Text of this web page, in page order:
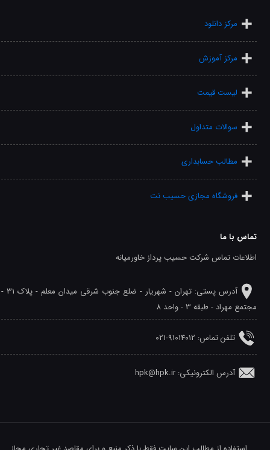
مرکز دانلود
مرکز آموزش
لیست قیمت
سوالات متداول
مطالب حسابداری
فروشگاه مجازی حسیب نت
تماس با ما
اطلاعات تماس شرکت حسیب پرداز خاورمیانه
آدرس پستی: تهران - شهريار - ضلع جنوب شرقی میدان معلم - پلاک 31 -
مجتمع مهراد - طبقه 3 - واحد 8
تلفن‌ تماس: 91014012-021
آدرس الکترونیکی: hpk@hpk.ir